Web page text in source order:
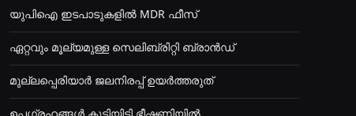
യുപിഐ ഇടപാടുകളിൽ MDR ഫീസ്
ഏറ്റവും മൂല്യമുള്ള സെലിബ്രിറ്റി ബ്രാൻഡ്
മുല്ലപ്പെരിയാർ ജലനിരപ്പ് ഉയർത്തരുത്